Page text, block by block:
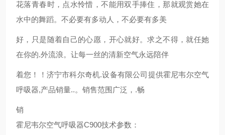
花落青春时，点水怜惜，不能用双手捧住，那就观赏她在
水中的舞蹈。不必要有多动人，不必要有多美
好，只是随着自己的心愿，开心就好。求之不得，就任她
在你的.外流浪。让每一丝的清新空气永远陪伴
着您！！济宁市科尔奇机.设备有限公司提供霍尼韦尔空气
呼吸器,产品销量..。销售范围广泛，.畅
销
霍尼韦尔空气呼吸器C900技术参数：